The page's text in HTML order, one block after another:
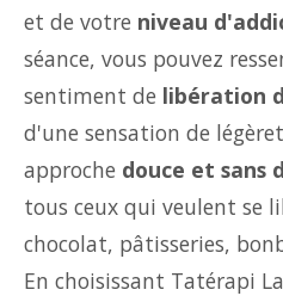
et de votre niveau
séance, vous pouvez
sentiment de libération
d'une sensation de
approche douce et sans
tous ceux qui veulent se
chocolat, pâtisseries,
En choisissant Tatérapi